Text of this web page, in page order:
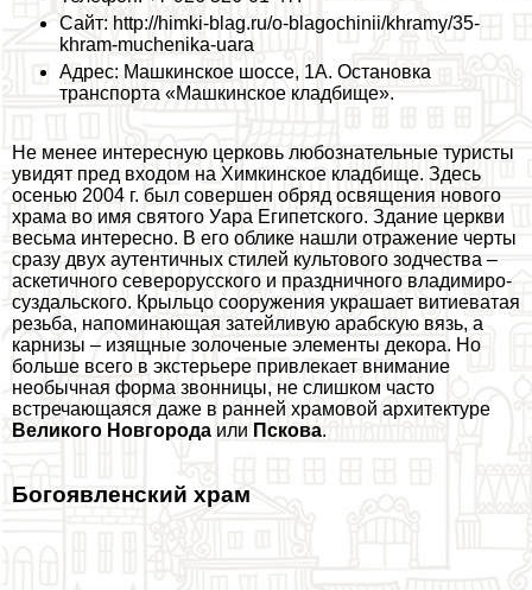
Сайт: http://himki-blag.ru/o-blagochinii/khramy/35-
khram-muchenika-uara
Адрес: Машкинское шоссе, 1А. Остановка
трaнcпорта «Машкинское кладбище».
Не менее интересную церковь любознательные туристы
увидят пред входом на Химкинское кладбище. Здесь
осенью 2004 г. был совершен обряд освящения нового
храма во имя святого Уара Египетского. Здание церкви
весьма интересно. В его облике нашли отражение черты
сразу двух аутентичных стилей культового зодчества –
аскетичного северорусского и праздничного владимиро-
суздальского. Крыльцо сооружения украшает витиеватая
резьба, напоминающая затейливую арабскую вязь, а
карнизы – изящные золоченые элементы декора. Но
больше всего в экстерьере привлекает внимание
необычная форма звонницы, не слишком часто
встречающаяся даже в ранней храмовой архитектуре
Великого Новгорода или Пскова.
Богоявленский храм